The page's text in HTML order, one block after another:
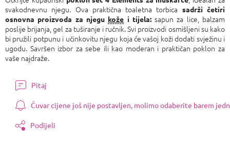
svakodnevnu njegu. Ova praktična toaletna torbica sadrži četiri
osnovna proizvoda za njegu kože i tijela:sapun za lice, balzam
poslije brijanja, gel za tuširanje i ručnik. Svi proizvodi osmišljeni su kako
bi pružili potpunu i učinkovitu njegu koja će vašoj koži dodati svježinu i
ugodu. Savršen izbor za sebe ili kao moderan i praktičan poklon za
vaše najdraže.
Pitaj
Čuvar cijene još nije postavljen, molimo odaberite barem
Podijeli